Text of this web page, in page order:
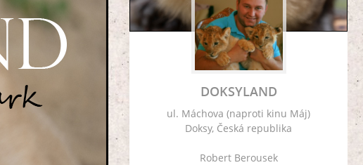
DOKSYLAND
ul. Máchova (naproti kinu Máj)
Doksy, Česká republika
Robert Berousek